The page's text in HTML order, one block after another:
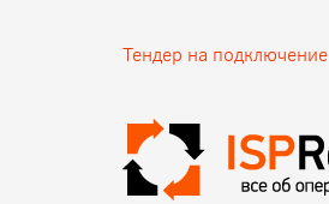
Тендер на подключение